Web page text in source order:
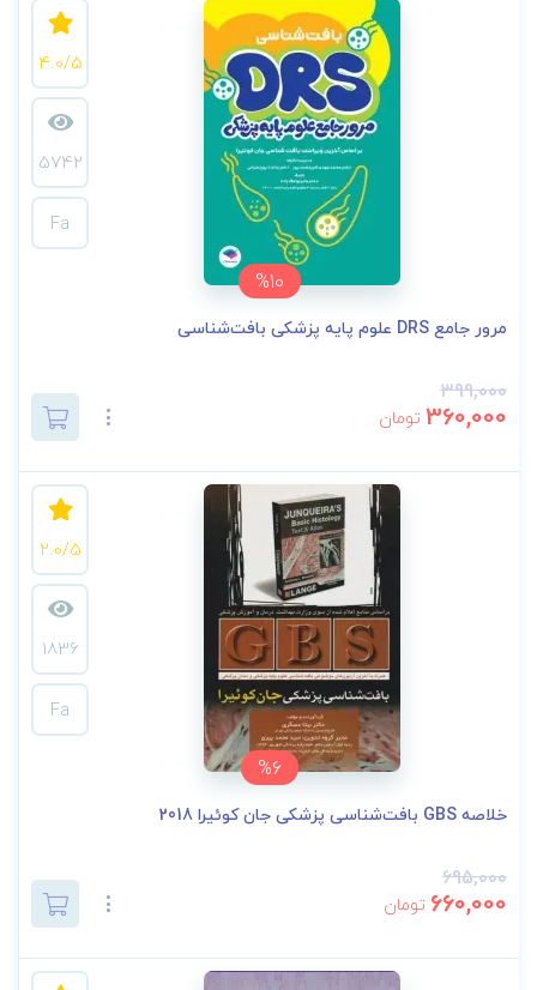
%10
4.0/5
5742
Fa
مرور جامع DRS علوم پایه پزشکی بافت‌شناسی
399,000
360,000 تومان
%6
2.0/5
1836
Fa
خلاصه GBS بافت‌شناسی پزشکی جان کوئیرا 2018
695,000
660,000 تومان